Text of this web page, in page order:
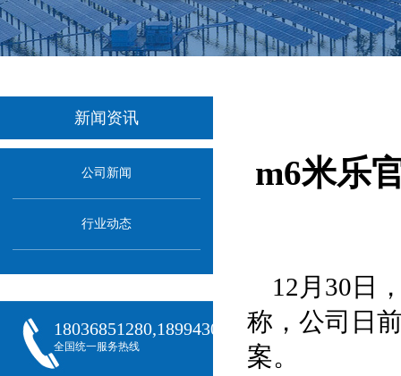
新闻资讯
公司新闻
行业动态
18036851280,18994301288,18068407382
全国统一服务热线
m6米乐
12月30日
称，公司日
案。